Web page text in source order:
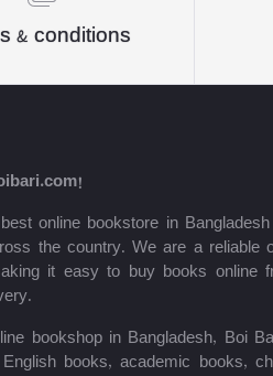
পর্ষদ (সম্পাদক)
পর্ষদ
মিলন
& conditions
online bookstore in
the country. We are a reliable
it easy to buy books online
bookshop in Bangladesh, Boi
books, academic books,